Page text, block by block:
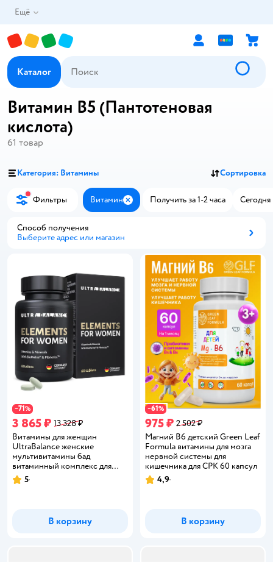
Ещё
Каталог
Витамин B5 (Пантотеновая
кислота)
61 товар
Категория: Витамины Сортировка
Фильтры Витамин ЗакрытьПолучить за 1-2 часа Сегодня
Способ получения
Выберите адрес или магазин
−71%
3 865 ₽ 13 328 ₽
Витамины для женщин
UltraBalance женские
мультивитамины бад
витаминный комплекс для
взрослых 60 таблеток
Рейтинг:
5
В корзину
−61%
975 ₽ 2 502 ₽
Магний В6 детский Green Leaf
Formula витамины для мозга
нервной системы для
кишечника для СРК 60 капсул
Рейтинг:
4,9
В корзину